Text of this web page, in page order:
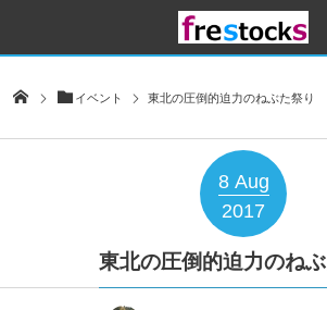
イベント 東北の圧倒的迫力のねぶた祭り
8 Aug
2017
東北の圧倒的迫力のね